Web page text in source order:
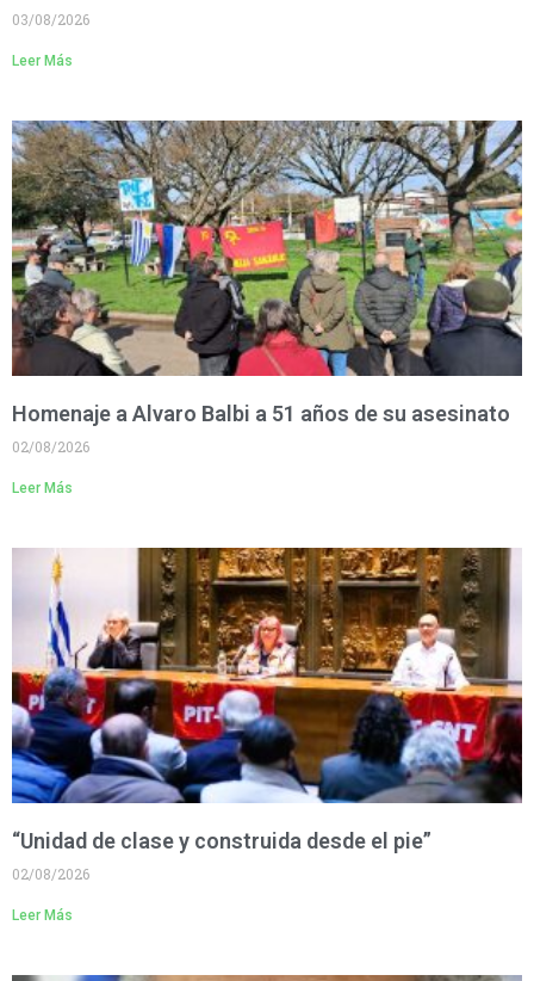
03/08/2026
Leer Más
Homenaje a Alvaro Balbi a 51 años de su asesinato
02/08/2026
Leer Más
“Unidad de clase y construida desde el pie”
02/08/2026
Leer Más